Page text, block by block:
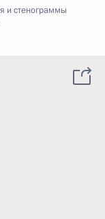
и стенограммы